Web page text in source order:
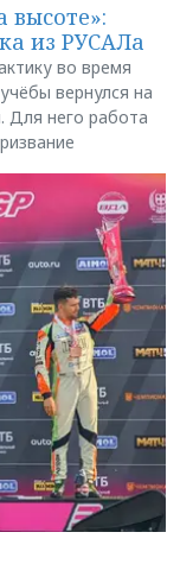
высоте»:
из РУСАЛа
во время
вернулся на
Для него работа